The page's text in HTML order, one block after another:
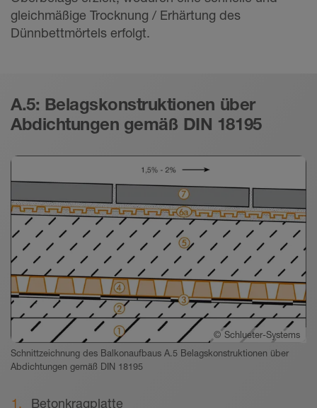
gleichmäßige Trocknung / Erhärtung des
Dünnbettmörtels erfolgt.
A.5: Belagskonstruktionen über
Abdichtungen gemäß DIN 18195
© Schlueter-Systems
Schnittzeichnung des Balkonaufbaus A.5 Belagskonstruktionen über
Abdichtungen gemäß DIN 18195
Betonkragplatte